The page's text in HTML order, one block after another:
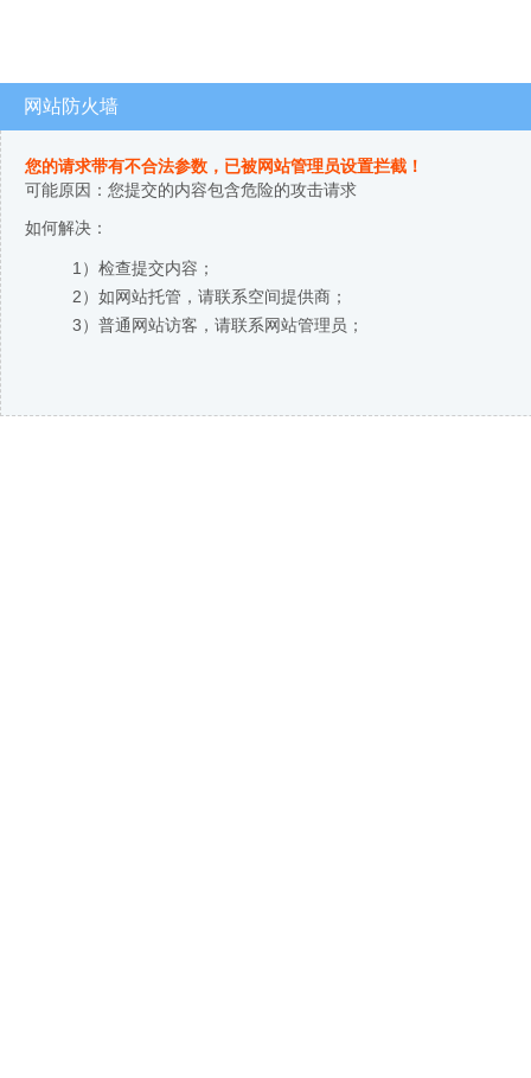
网站防火墙
您的请求带有不合法参数，已被网站管理员设置拦截！
可能原因：您提交的内容包含危险的攻击请求
如何解决：
1）检查提交内容；
2）如网站托管，请联系空间提供商；
3）普通网站访客，请联系网站管理员；